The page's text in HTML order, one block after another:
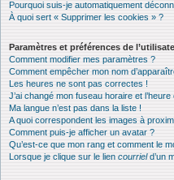
Pourquoi suis-je automatiquement
À quoi sert « Supprimer les cookies » ?
Paramètres et préférences de
Comment modifier mes paramètres ?
Comment empêcher mon nom
Les heures ne sont pas correctes !
J’ai changé mon fuseau horaire et
Ma langue n’est pas dans la liste !
A quoi correspondent les images à
Comment puis-je afficher un avatar ?
Qu’est-ce que mon rang et comment le
Lorsque je clique sur le lien courrield’un